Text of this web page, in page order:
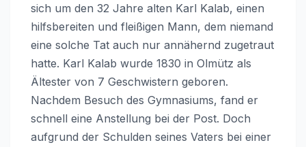
sich um den 32 Jahre alten Karl Kalab, einen
hilfsbereiten und fleißigen Mann, dem niemand
eine solche Tat auch nur annähernd zugetraut
hatte. Karl Kalab wurde 1830 in Olmütz als
Ältester von 7 Geschwistern geboren.
Nachdem Besuch des Gymnasiums, fand er
schnell eine Anstellung bei der Post. Doch
aufgrund der Schulden seines Vaters bei einer